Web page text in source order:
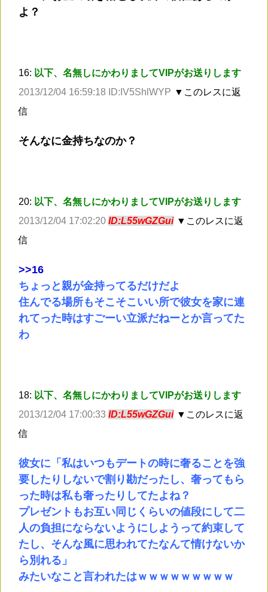
よ？
16: 以下、名無しにかわりましてVIPがお送りします
2013/12/04 16:59:18 ID:IV5ShlWYP ▼このレスに返
信
そんなに金持ちなのか？
20: 以下、名無しにかわりましてVIPがお送りします
2013/12/04 17:02:20 ID:L55wGZGui ▼このレスに返
信
>>16
ちょっと親が金持ってるだけだよ
住んでる場所もそこそこいい所で彼女を家に連
れてった時はすごーい立派だねーとか言ってた
わ
18: 以下、名無しにかわりましてVIPがお送りします
2013/12/04 17:00:33 ID:L55wGZGui ▼このレスに返
信
彼女に「私はいつもデートの時に奢ることを強
要したりしないで割り勘だったし、奢ってもら
った時は私も奢ったりしてたよね？
プレゼントもお互い同じくらいの値段にして二
人の負担にならないようにしようって約束して
たし、そんな風に思われてたなんて情けないか
ら別れる」
みたいなこと言われたはｗｗｗｗｗｗｗｗｗ